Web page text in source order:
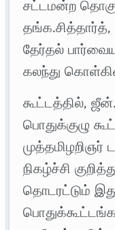
சட்டமன்ற
தேர்தல்
கலந்து
கூட்டத்தில்,
பொதுக்குழு
முத்தமிழறிஞர்
நிகழ்ச்சி
தொடரட்டும்